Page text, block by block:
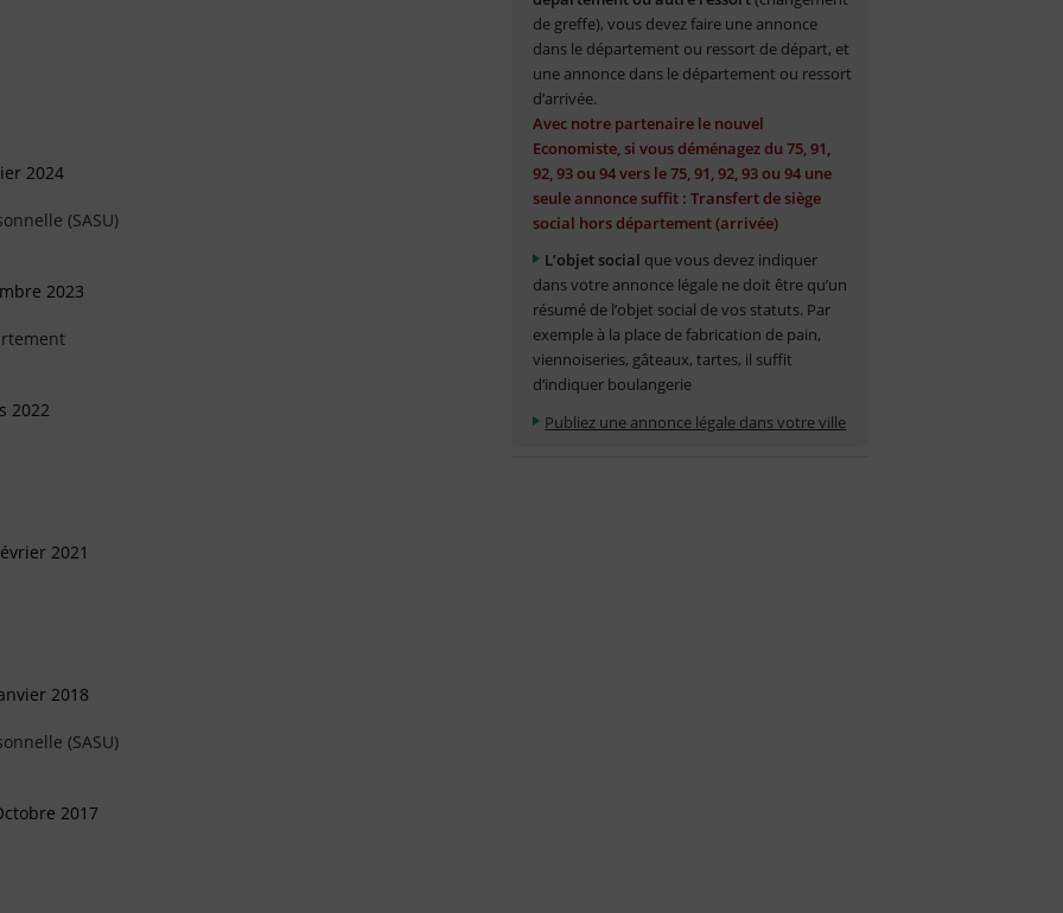
2024
(SASU)
2023
2022
2021
2018
(SASU)
2017
de greffe), vous devez faire une annonce
dans le département ou ressort de départ, et
une annonce dans le département ou ressort
d’arrivée.
Avec notre partenaire le nouvel
Economiste, si vous déménagez du 75, 91,
92, 93 ou 94 vers le 75, 91, 92, 93 ou 94 une
seule annonce suffit : Transfert de siège
social hors département (arrivée)
L’objet social que vous devez indiquer
dans votre annonce légale ne doit être qu’un
résumé de l’objet social de vos statuts. Par
exemple à la place de fabrication de pain,
viennoiseries, gâteaux, tartes, il suffit
d’indiquer boulangerie
Publiez une annonce légale dans votre ville